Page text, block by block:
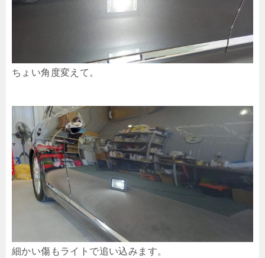
ちょい角度変えて。
細かい傷もライトで追い込みます。